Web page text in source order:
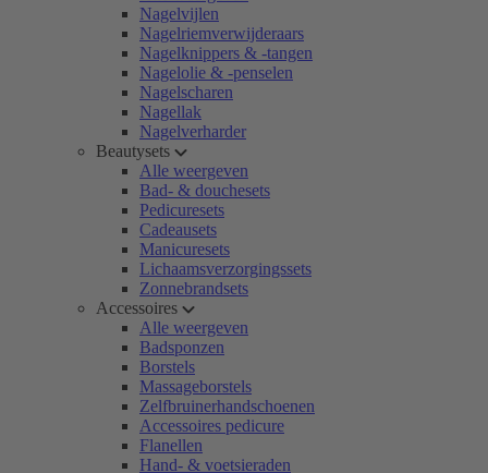
Nagelvijlen
Nagelriemverwijderaars
Nagelknippers & -tangen
Nagelolie & -penselen
Nagelscharen
Nagellak
Nagelverharder
Beautysets
Alle weergeven
Bad- & douchesets
Pedicuresets
Cadeausets
Manicuresets
Lichaamsverzorgingssets
Zonnebrandsets
Accessoires
Alle weergeven
Badsponzen
Borstels
Massageborstels
Zelfbruinerhandschoenen
Accessoires pedicure
Flanellen
Hand- & voetsieraden